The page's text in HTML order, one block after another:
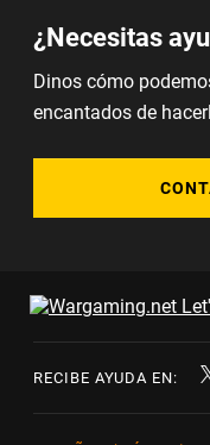
¿Necesitas
Dinos cómo
encantados de
RECIBE AYUDA EN: